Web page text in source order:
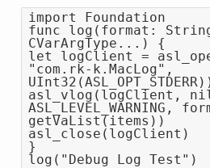
import Foundation
func log(format:
CVarArgType...) {
let logClient =
"com.rk-k.MacLog",
asl_vlog(logClient,
ASL_LEVEL_WARNING,
getVaList(items))
asl_close(logClient)
}
log("Debug Log Test")